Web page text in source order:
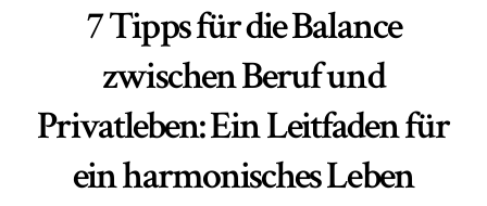
7 Tipps für die Balance
zwischen Beruf und
Privatleben: Ein Leitfaden für
ein harmonisches Leben